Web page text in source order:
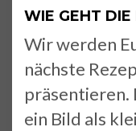
WIE GEHT DIE
Wir werden
nächste
präsentieren.
ein Bild als